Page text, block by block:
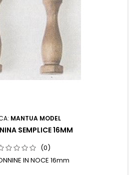
MANTUA MODEL
SEMPLICE 16MM
(0)
IN NOCE 16mm